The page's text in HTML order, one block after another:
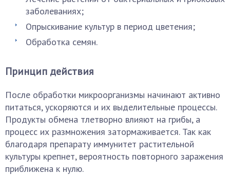
заболеваниях;
Опрыскивание культур в период цветения;
Обработка семян.
Принцип действия
После обработки микроорганизмы начинают активно
питаться, ускоряются и их выделительные процессы.
Продукты обмена тлетворно влияют на грибы, а
процесс их размножения затормаживается. Так как
благодаря препарату иммунитет растительной
культуры крепнет, вероятность повторного заражения
приближена к нулю.